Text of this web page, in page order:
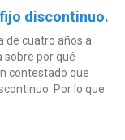
discontinuo.
de cuatro años a
sobre por qué
contestado que
Por lo que